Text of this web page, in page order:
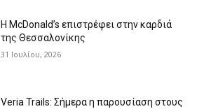
Η McDonald’s επιστρέφει στην καρδιά
της Θεσσαλονίκης
31 Ιουλίου, 2026
Veria Trails: Σήμερα η παρουσίαση στους